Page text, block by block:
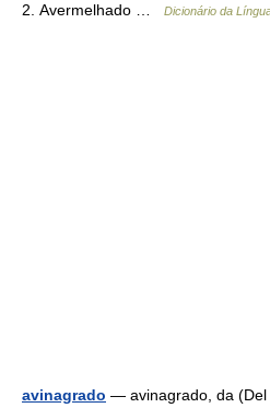
2. Avermelhado …
Dicionário da
avinagrado — avinagrado, da (Del